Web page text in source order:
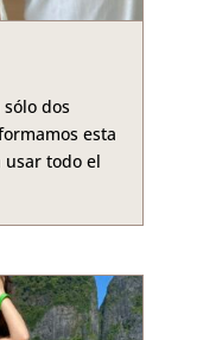
dos
esta
usar todo el